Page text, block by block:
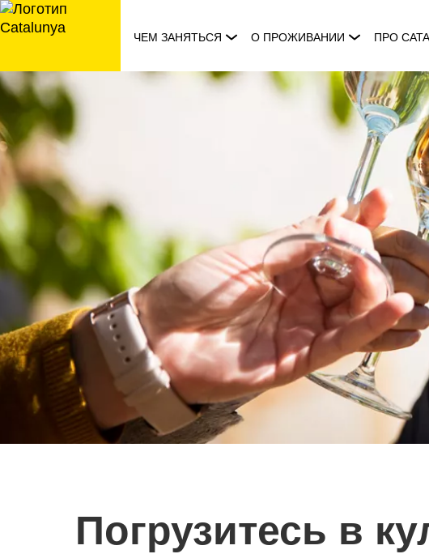
перейти
к
ЧЕМ ЗАНЯТЬСЯ О ПРОЖИВАНИИ ПРО
Погрузитесь в